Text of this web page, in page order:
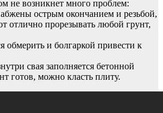
не возникнет много проблем:
острым окончанием и резьбой,
отлично прорезывать любой грунт,
обмерить и болгаркой привести к
свая заполняется бетонной
готов, можно класть плиту.